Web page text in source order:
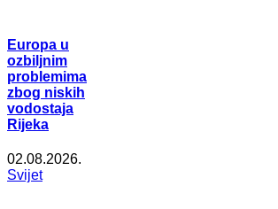
Europa u
ozbiljnim
problemima
zbog niskih
vodostaja
Rijeka
02.08.2026.
Svijet